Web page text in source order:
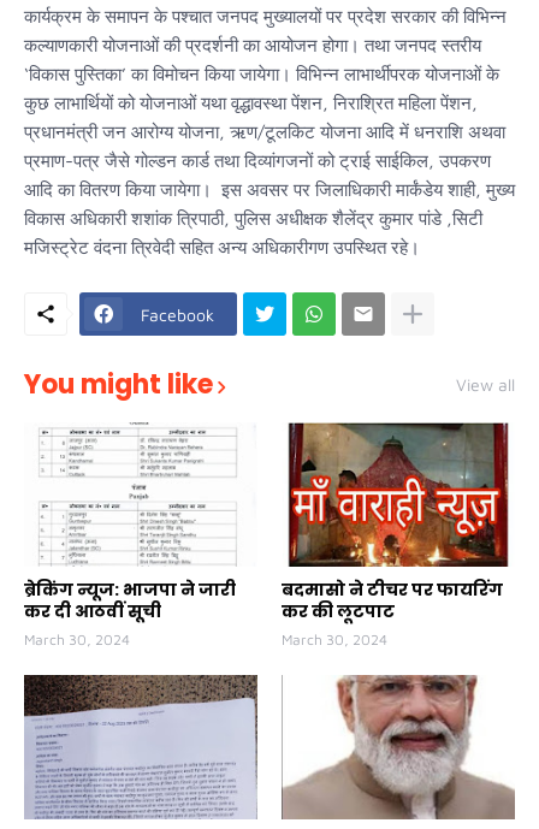
कार्यक्रम के समापन के पश्चात जनपद मुख्यालयों पर प्रदेश सरकार की विभिन्न
कल्याणकारी योजनाओं की प्रदर्शनी का आयोजन होगा। तथा जनपद स्तरीय
‘विकास पुस्तिका’ का विमोचन किया जायेगा। विभिन्न लाभार्थीपरक योजनाओं के
कुछ लाभार्थियों को योजनाओं यथा वृद्धावस्था पेंशन, निराश्रित महिला पेंशन,
प्रधानमंत्री जन आरोग्य योजना, ऋण/टूलकिट योजना आदि में धनराशि अथवा
प्रमाण-पत्र जैसे गोल्डन कार्ड तथा दिव्यांगजनों को ट्राई साईकिल, उपकरण
आदि का वितरण किया जायेगा। इस अवसर पर जिलाधिकारी मार्कंडेय शाही, मुख्य
विकास अधिकारी शशांक त्रिपाठी, पुलिस अधीक्षक शैलेंद्र कुमार पांडे ,सिटी
मजिस्ट्रेट वंदना त्रिवेदी सहित अन्य अधिकारीगण उपस्थित रहे।
Facebook
You might like View all
ब्रेकिंग न्यूज: भाजपा ने जारी
कर दी आठवीं सूची
March 30, 2024
बदमासो ने टीचर पर फायरिंग
कर की लूटपाट
March 30, 2024